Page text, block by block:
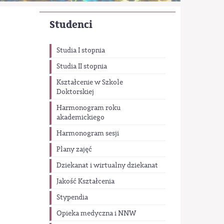
Studenci
Studia I stopnia
Studia II stopnia
Kształcenie w Szkole
Doktorskiej
Harmonogram roku
akademickiego
Harmonogram sesji
Plany zajęć
Dziekanat i wirtualny dziekanat
Jakość Kształcenia
Stypendia
Opieka medyczna i NNW